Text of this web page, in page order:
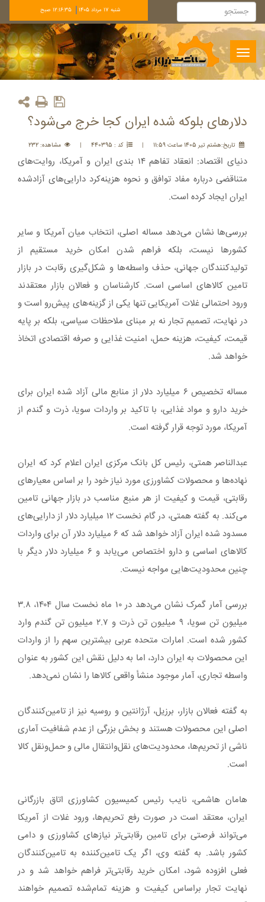
شنبه 17 مرداد 1405 12:16:35 صبح
Toggle
navigation
دلارهای بلوکه شده ایران کجا خرج می‌شود؟
تاريخ:هشتم تير 1405 ساعت 11:59 | کد : 440395 | مشاهده: 232
دنیای اقتصاد: انعقاد تفاهم ۱۴ بندی ایران و آمریکا، روایت‌های
متناقضی درباره مفاد توافق و نحوه هزینه‌کرد دارایی‌های آزادشده
ایران ایجاد کرده است.
بررسی‌ها نشان می‌دهد مساله اصلی، انتخاب میان آمریکا و سایر
کشورها نیست، بلکه فراهم شدن امکان خرید مستقیم از
تولیدکنندگان جهانی، حذف واسطه‌ها و شکل‌گیری رقابت در بازار
تامین کالاهای اساسی است. کارشناسان و فعالان بازار معتقدند
ورود احتمالی غلات آمریکایی تنها یکی از گزینه‌های پیش‌رو است و
در نهایت، تصمیم تجار نه بر مبنای ملاحظات سیاسی، بلکه بر پایه
قیمت، کیفیت، هزینه حمل، امنیت غذایی و صرفه اقتصادی اتخاذ
خواهد شد.
مساله تخصیص ۶ میلیارد دلار از منابع مالی آزاد شده ایران برای
خرید دارو و مواد غذایی، با تاکید بر واردات سویا، ذرت و گندم از
آمریکا، مورد توجه قرار گرفته است.
عبدالناصر همتی، رئیس کل بانک مرکزی ایران اعلام کرد که ایران
نهاده‌ها و محصولات کشاورزی مورد نیاز خود را بر اساس معیارهای
رقابتی، قیمت و کیفیت از هر منبع مناسب در بازار جهانی تامین
می‌کند. به گفته همتی، در گام نخست ۱۲ میلیارد دلار از دارایی‌های
مسدود شده ایران آزاد خواهد شد که ۶ میلیارد دلار آن برای واردات
کالاهای اساسی و دارو اختصاص می‌یابد و ۶ میلیارد دلار دیگر با
چنین محدودیت‌هایی مواجه نیست.
بررسی آمار گمرک نشان می‌دهد در ۱۰ ماه نخست سال ۱۴۰۴، ۳.۸
میلیون تن سویا، ۹ میلیون تن ذرت و ۲.۷ میلیون تن گندم وارد
کشور شده است. امارات متحده عربی بیشترین سهم را از واردات
این محصولات به ایران دارد، اما به دلیل نقش این کشور به عنوان
واسطه تجاری، آمار موجود منشأ واقعی کالاها را نشان نمی‌دهد.
به گفته فعالان بازار، برزیل، آرژانتین و روسیه نیز از تامین‌کنندگان
اصلی این محصولات هستند و بخش بزرگی از عدم شفافیت آماری
ناشی از تحریم‌ها، محدودیت‌های نقل‌وانتقال مالی و حمل‌ونقل کالا
است.
هامان هاشمی، نایب رئیس کمیسیون کشاورزی اتاق بازرگانی
ایران، معتقد است در صورت رفع تحریم‌ها، ورود غلات از آمریکا
می‌تواند فرصتی برای تامین رقابتی‌تر نیازهای کشاورزی و دامی
کشور باشد. به گفته وی، اگر یک تامین‌کننده به تامین‌کنندگان
فعلی افزوده شود، امکان خرید رقابتی‌تر فراهم خواهد شد و در
نهایت تجار براساس کیفیت و هزینه تمام‌شده تصمیم خواهند